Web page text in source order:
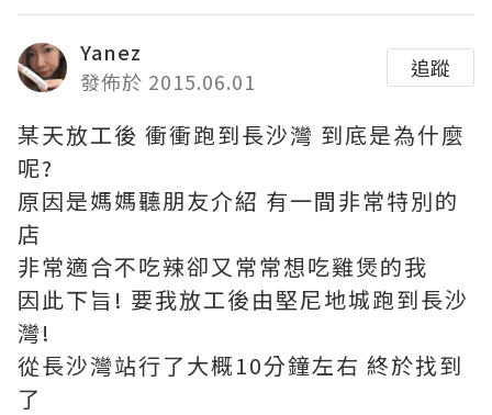
Yanez
發佈於 2015.06.01
追蹤
某天放工後 衝衝跑到長沙灣 到底是為什麼
呢?
原因是媽媽聽朋友介紹 有一間非常特別的
店
非常適合不吃辣卻又常常想吃雞煲的我
因此下旨! 要我放工後由堅尼地城跑到長沙
灣!
從長沙灣站行了大概10分鐘左右 終於找到
了